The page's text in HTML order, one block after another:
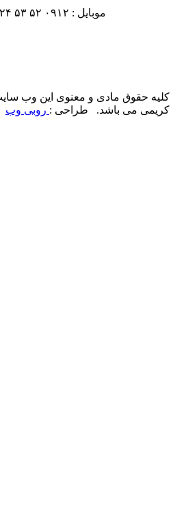
موبایل : ۰۹۱۲ ۵۲ ۵۳ ۸۲۴ --- ۰۹۹۱
کلیه حقوق مادی و معنوی این وب
کریمی می باشد. طراحی : روبی وب